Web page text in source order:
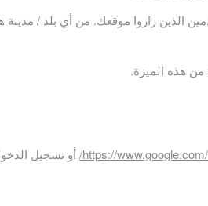
زاروا موقعك. من أي بلد / مدينة
هذه الميزة.
https:// أو تسجيل